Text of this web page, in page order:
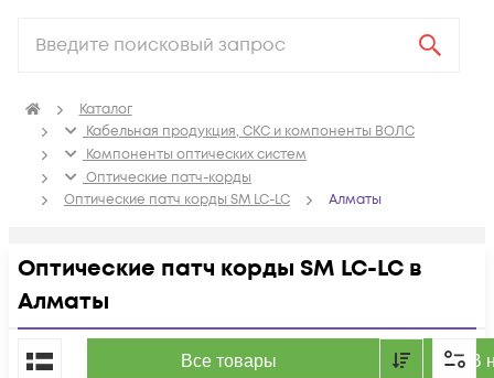
Каталог
Кабельная продукция, СКС и компоненты ВОЛС
Компоненты оптических систем
Оптические патч-корды
Оптические патч корды SM LC-LC
Алматы
Оптические патч корды SM LC-LC в
Алматы
Все товары В
По популярности